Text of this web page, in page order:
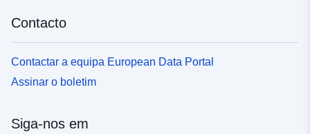
Contacto
Contactar a equipa European Data Portal
Assinar o boletim
Siga-nos em